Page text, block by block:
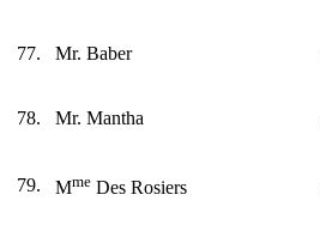
77. Mr. Baber
78. Mr. Mantha
79. Mme Des Rosiers